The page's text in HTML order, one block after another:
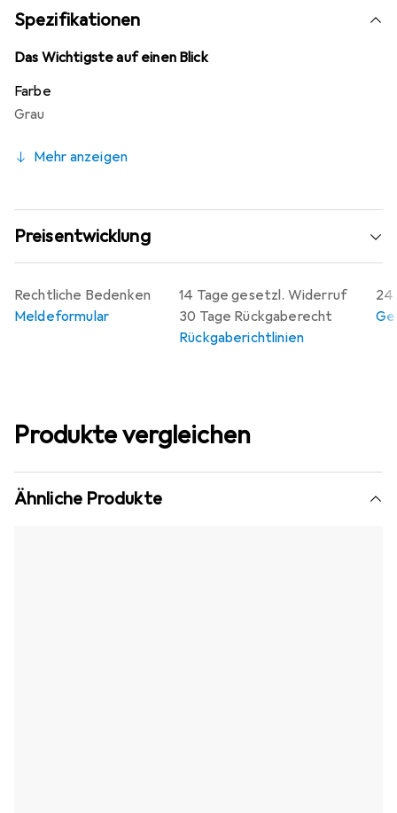
Abmessungen von 53 x 53 mm und eine Stärke von 2 mm
machen sie zu einer praktischen Wahl für moderne
Innenräume. Diese Rosetten sind nicht nur funktional,
Türen bei.
Spezifikationen
Das Wichtigste auf einen Blick
Farbe
Grau
Mehr anzeigen
Preisentwicklung
14 Tage gesetzl. Widerruf
30 Tage Rückgaberecht
Rückgaberichtlinien
24
Rechtliche Bedenken
Meldeformular
Produkte vergleichen
Ähnliche Produkte